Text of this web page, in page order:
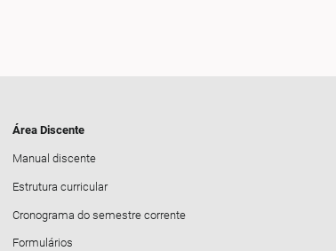
Área Discente
Manual discente
Estrutura curricular
Cronograma do semestre corrente
Formulários